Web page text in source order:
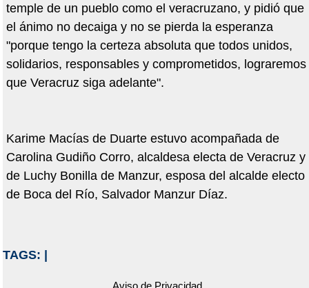
temple de un pueblo como el veracruzano, y pidió que
el ánimo no decaiga y no se pierda la esperanza
"porque tengo la certeza absoluta que todos unidos,
solidarios, responsables y comprometidos, lograremos
que Veracruz siga adelante".
Karime Macías de Duarte estuvo acompañada de
Carolina Gudiño Corro, alcaldesa electa de Veracruz y
de Luchy Bonilla de Manzur, esposa del alcalde electo
de Boca del Río, Salvador Manzur Díaz.
TAGS: